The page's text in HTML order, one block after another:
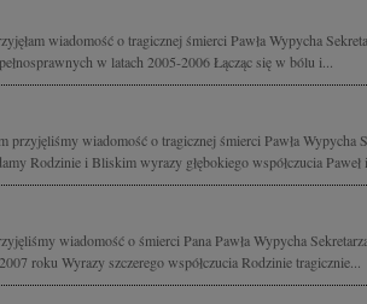
wiadomość o tragicznej śmierci Pawła Wypycha
w latach 2005-2006 Łącząc się w bólu i...
przyjęliśmy wiadomość o tragicznej śmierci Pawła Wypycha
Rodzinie i Bliskim wyrazy głębokiego współczucia Paweł
wiadomość o śmierci Pana Pawła Wypycha
roku Wyrazy szczerego współczucia Rodzinie tragicznie...